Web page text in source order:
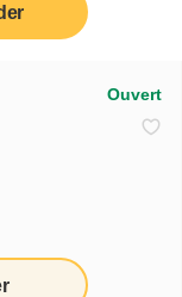
Ouvert